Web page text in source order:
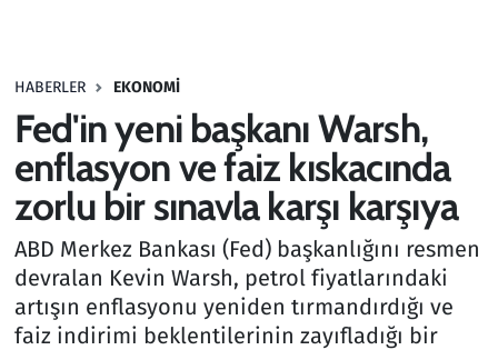
HABERLER EKONOMI
Fed'in yeni başkanı Warsh,
enflasyon ve faiz kıskacında
zorlu bir sınavla karşı karşıya
ABD Merkez Bankası (Fed) başkanlığını resmen
devralan Kevin Warsh, petrol fiyatlarındaki
artışın enflasyonu yeniden tırmandırdığı ve
faiz indirimi beklentilerinin zayıfladığı bir
Haber
Kültür Sanat
Kurumsal Haberler
Lezzet Durağı
Memur ve Kamu